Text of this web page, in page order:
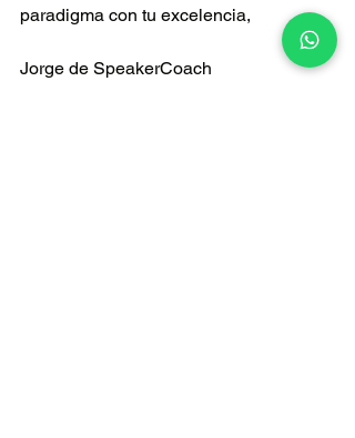
paradigma con tu excelencia,
Jorge de SpeakerCoach